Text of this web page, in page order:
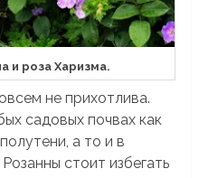
и роза Харизма.
не прихотлива.
садовых почвах как
а то и в
стоит избегать